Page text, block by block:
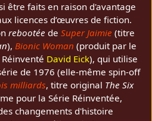
être faits en raison d'avantage
licences d’œuvres de fiction.
rebootée deSuper Jaimie (titre
),Bionic Woman (produit par le
David Eick), qui utilise
de 1976 (elle-même spin-off
milliards, titre original The Six
pour la Série Réinventée,
changements d'histoire